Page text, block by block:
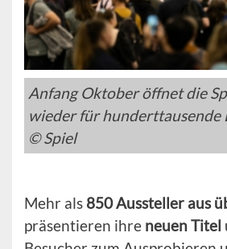
Anfang Oktober öffnet die
wieder für hunderttausende
© Spiel
Mehr als 850 Aussteller aus
präsentieren ihre neuen Titel